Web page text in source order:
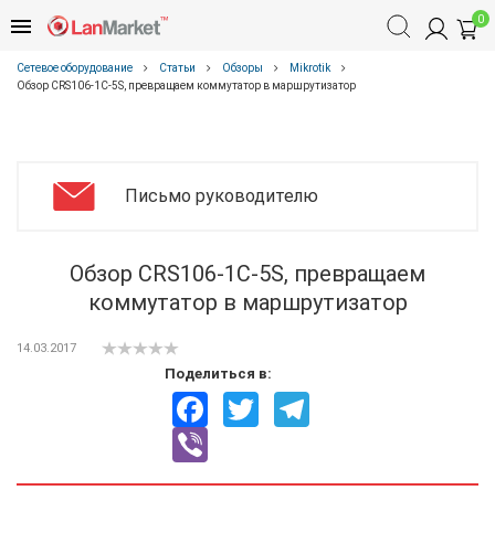
0
Сетевое оборудование Статьи Обзоры
Mikrotik
Обзор CRS106-1C-5S, превращаем коммутатор в маршрутизатор
Письмо руководителю
Обзор CRS106-1C-5S, превращаем
коммутатор в маршрутизатор
14.03.2017
Поделиться в:
FacebookTwitter